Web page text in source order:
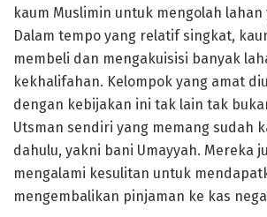
kaum Muslimin untuk mengolah
Dalam tempo yang relatif singkat,
membeli dan mengakuisisi banyak
kekhalifahan. Kelompok yang amat
dengan kebijakan ini tak lain tak
Utsman sendiri yang memang sudah
dahulu, yakni bani Umayyah. Mereka
mengalami kesulitan untuk
mengembalikan pinjaman ke kas